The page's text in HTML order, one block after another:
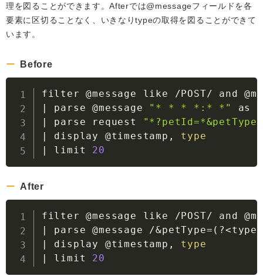
理を図ることができます。Afterでは@messageフィールドを各
要素に区切ることなく、いきなりtypeの取得を図ることができて
います。
Before
| parse @message "* * * *:* *"
|
parse request
|
display @timestamp, type
|
limit 20
After
| parse @message /&petType= ( ?<type
|
display @timestamp, type
|
limit 20